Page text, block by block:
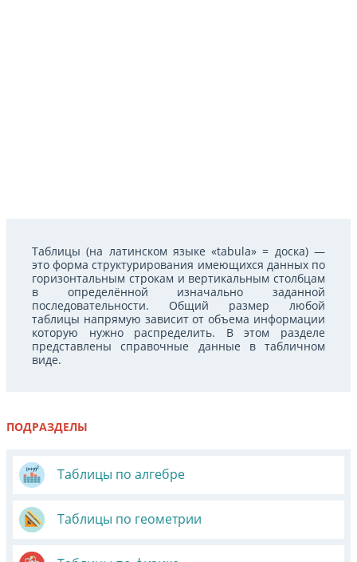
Таблицы (на латинском языке «tabula» = доска) —
это форма структурирования имеющихся данных по
горизонтальным строкам и вертикальным столбцам
в определённой изначально заданной
последовательности. Общий размер любой
таблицы напрямую зависит от объема информации
которую нужно распределить. В этом разделе
представлены справочные данные в табличном
виде.
ПОДРАЗДЕЛЫ
Таблицы по алгебре
Таблицы по геометрии